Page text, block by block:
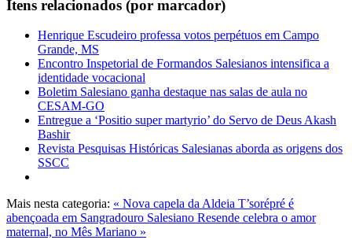
Itens relacionados (por marcador)
Henrique Escudeiro professa votos perpétuos em Campo
Grande, MS
Encontro Inspetorial de Formandos Salesianos intensifica a
identidade vocacional
Boletim Salesiano ganha destaque nas salas de aula no
CESAM-GO
Entregue a ‘Positio super martyrio’ do Servo de Deus Akash
Bashir
Revista Pesquisas Históricas Salesianas aborda as origens dos
SSCC
Mais nesta categoria: « Nova capela da Aldeia T’sorépré é
abençoada em Sangradouro Salesiano Resende celebra o amor
maternal, no Mês Mariano »